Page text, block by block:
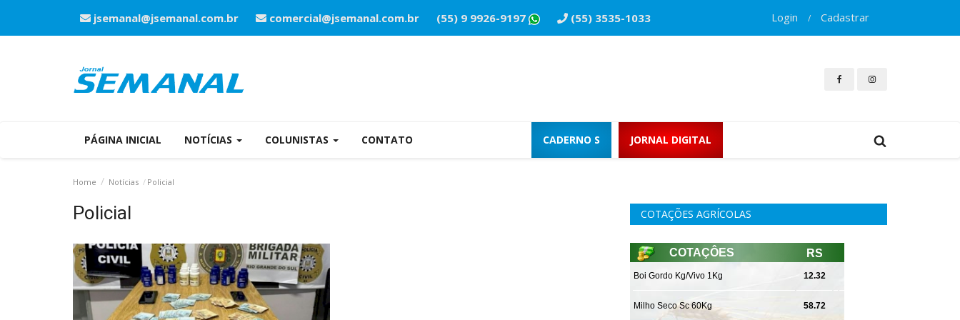
jsemanal@jsemanal.com.br comercial@jsemanal.com.br (55) 9 9926-9197 (55) 3535-1033 Login / Cadastrar
PÁGINA INICIAL NOTÍCIAS COLUNISTAS CONTATO CADERNO S JORNAL DIGITAL
Home Notícias Policial
Policial COTAÇÕES AGRÍCOLAS